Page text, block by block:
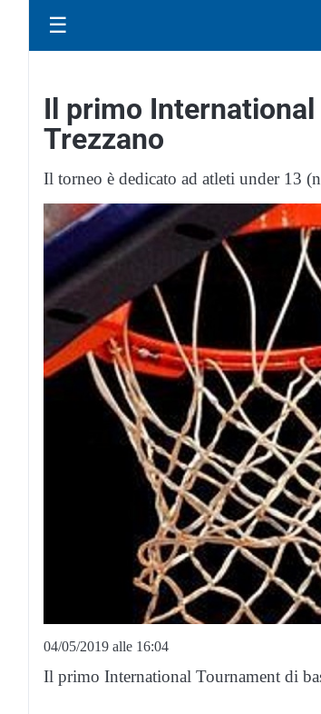
☰
Il primo International
Trezzano
Il torneo è dedicato ad atleti under 13
04/05/2019 alle 16:04
Il primo International Tournament di